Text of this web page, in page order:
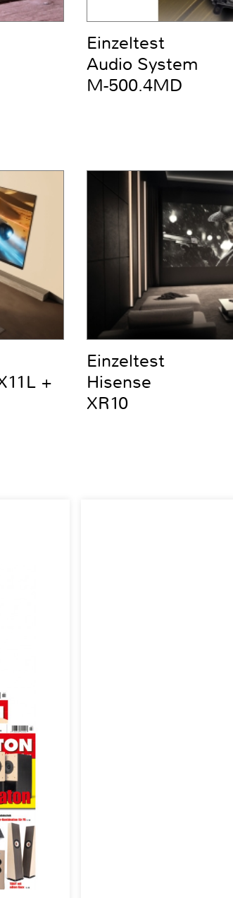
Einzeltest
Audio System
M-500.4MD
+
Einzeltest
Hisense
XR10